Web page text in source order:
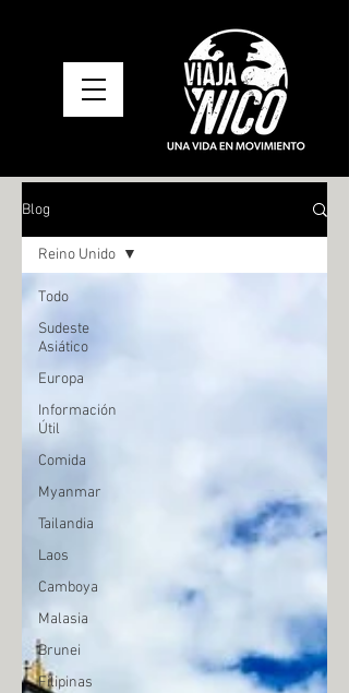
Blog
Todo
Sudeste
Asiático
Europa
Información
Útil
Comida
Myanmar
Tailandia
Laos
Camboya
Malasia
Brunei
Filipinas
Reino Unido